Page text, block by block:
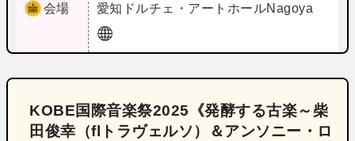
会場 愛知 ドルチェ・アートホールNagoya
KOBE国際音楽祭2025《発酵する古楽～柴
田俊幸（flトラヴェルソ）＆アンソニー・ロ